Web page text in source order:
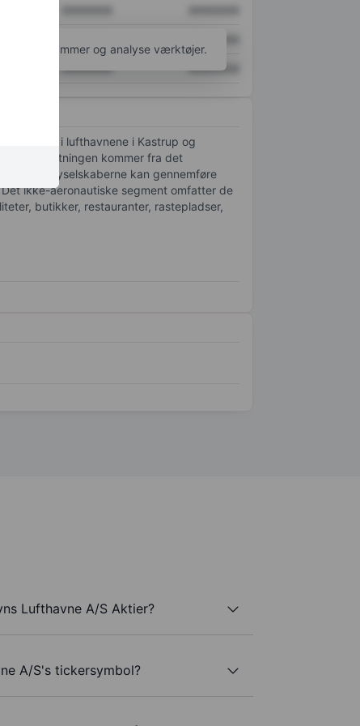
XXXXXXX XXXXXXX
diagrammer og analyse værktøjer.
tjenester i lufthavnene i Kastrup og
af omsætningen kommer fra det
så flyselskaberne kan gennemføre
ikke-aeronautiske segment omfatter de
butikker, restauranter, rastepladser,
Lufthavne A/S Aktier?
A/S's tickersymbol?